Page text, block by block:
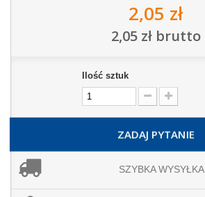
2,05 zł
2,05 złbrutto
Ilość sztuk
ZADAJ PYTANIE
SZYBKA WYSYŁKA